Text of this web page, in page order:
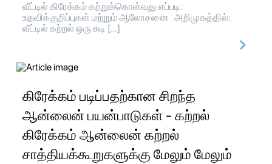
வீட்டில் கிரேக்கம் கற்றுக்கொள்வது எப்படி:
உதவிக்குறிப்புகள் மற்றும் ஆலோசனை அறிமுகத்தில்:
வீட்டில் கற்றல் ஒரு கடி […]
கிரேக்கம் படிப்பதற்கான சிறந்த
ஆன்லைன் பயன்பாடுகள் - கற்றல்
கிரேக்கம் ஆன்லைன் கற்றல்
சாத்தியக்கூறுகளுக்கு மேலும் மேலும்